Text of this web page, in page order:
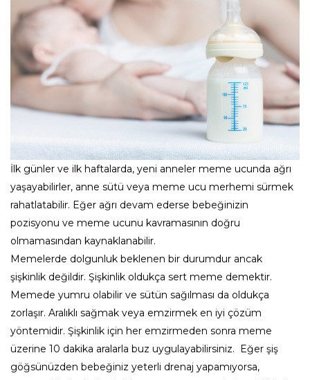
İlk günler ve ilk haftalarda, yeni anneler meme ucunda ağrı
yaşayabilirler, anne sütü veya meme ucu merhemi sürmek
rahatlatabilir. Eğer ağrı devam ederse bebeğinizin
pozisyonu ve meme ucunu kavramasının doğru
olmamasından kaynaklanabilir.
Memelerde dolgunluk beklenen bir durumdur ancak
şişkinlik değildir. Şişkinlik oldukça sert meme demektir.
Memede yumru olabilir ve sütün sağılması da oldukça
zorlaşır. Aralıklı sağmak veya emzirmek en iyi çözüm
yöntemidir. Şişkinlik için her emzirmeden sonra meme
üzerine 10 dakika aralarla buz uygulayabilirsiniz. Eğer şiş
göğsünüzden bebeğiniz yeterli drenaj yapamıyorsa,